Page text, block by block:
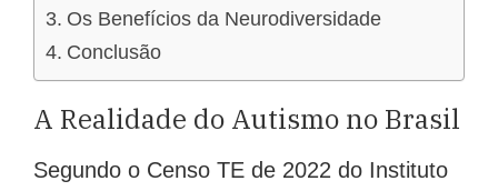
Os Benefícios da Neurodiversidade
Conclusão
A Realidade do Autismo no Brasil
Segundo o Censo TE de 2022 do Instituto